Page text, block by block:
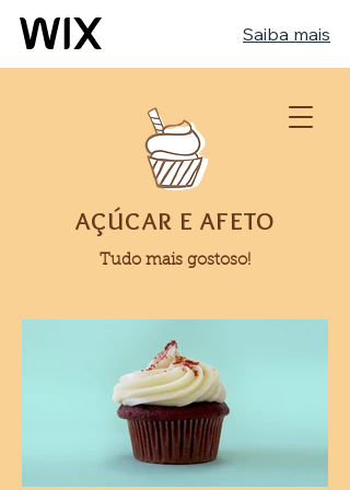
Saiba mais